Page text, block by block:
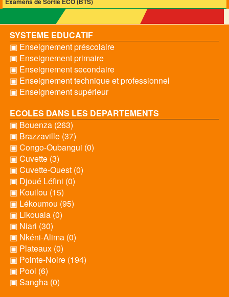
SYSTEME EDUCATIF
▣ Enseignement préscolaire
▣ Enseignement primaire
▣ Enseignement secondaire
▣ Enseignement technique et professionnel
▣ Enseignement supérieur
ECOLES DANS LES DEPARTEMENTS
▣ Bouenza (263)
▣ Brazzaville (37)
▣ Congo-Oubangui (0)
▣ Cuvette (3)
▣ Cuvette-Ouest (0)
▣ Djoué Léfini (0)
▣ Kouilou (15)
▣ Lékoumou (95)
▣ Likouala (0)
▣ Niari (30)
▣ Nkéni-Alima (0)
▣ Plateaux (0)
▣ Pointe-Noire (194)
▣ Pool (6)
▣ Sangha (0)